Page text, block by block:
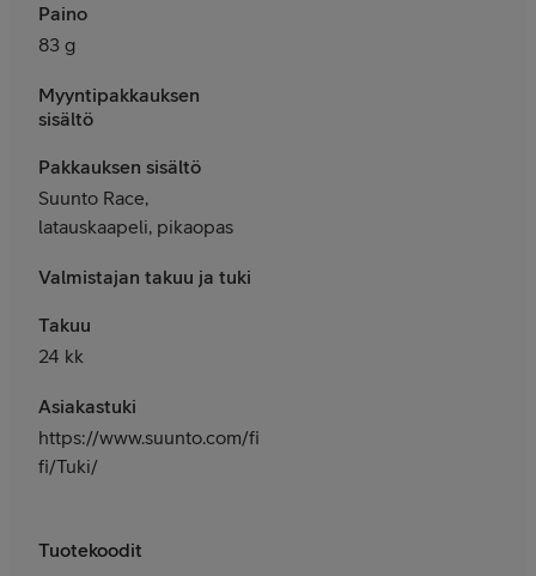
Paino
83 g
Myyntipakkauksen
sisältö
Pakkauksen sisältö
Suunto Race,
latauskaapeli, pikaopas
Valmistajan takuu ja tuki
Takuu
24 kk
Asiakastuki
https://www.suunto.com/fi-
fi/Tuki/
Tuotekoodit